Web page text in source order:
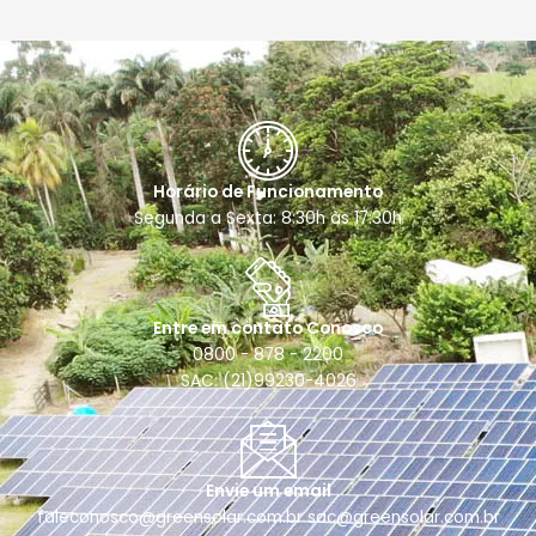
Horário de Funcionamento
Segunda a Sexta: 8:30h às 17:30h
Entre em contato Conosco
0800 - 878 - 2200
SAC: (21)99230-4026
Envie um email
faleconosco@greensolar.com.br sac@greensolar.com.br